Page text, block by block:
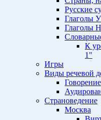
Русские
Глаголы
К
1"
Игры
Виды речевой
Говорение
Страноведение
Москва